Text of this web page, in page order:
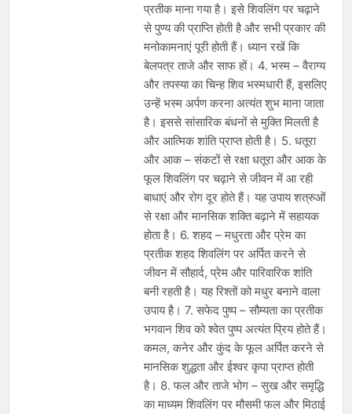
प्रतीक माना गया है। इसे शिवलिंग पर चढ़ाने
से पुण्य की प्राप्ति होती है और सभी प्रकार की
मनोकामनाएं पूरी होती हैं। ध्यान रखें कि
बेलपत्र ताजे और साफ हों। 4. भस्म – वैराग्य
और तपस्या का चिन्ह शिव भस्मधारी हैं, इसलिए
उन्हें भस्म अर्पण करना अत्यंत शुभ माना जाता
है। इससे सांसारिक बंधनों से मुक्ति मिलती है
और आत्मिक शांति प्राप्त होती है। 5. धतूरा
और आक – संकटों से रक्षा धतूरा और आक के
फूल शिवलिंग पर चढ़ाने से जीवन में आ रही
बाधाएं और रोग दूर होते हैं। यह उपाय शत्रुओं
से रक्षा और मानसिक शक्ति बढ़ाने में सहायक
होता है। 6. शहद – मधुरता और प्रेम का
प्रतीक शहद शिवलिंग पर अर्पित करने से
जीवन में सौहार्द, प्रेम और पारिवारिक शांति
बनी रहती है। यह रिश्तों को मधुर बनाने वाला
उपाय है। 7. सफेद पुष्प – सौम्यता का प्रतीक
भगवान शिव को श्वेत पुष्प अत्यंत प्रिय होते हैं।
कमल, कनेर और कुंद के फूल अर्पित करने से
मानसिक शुद्धता और ईश्वर कृपा प्राप्त होती
है। 8. फल और ताजे भोग – सुख और समृद्धि
का माध्यम शिवलिंग पर मौसमी फल और मिठाई